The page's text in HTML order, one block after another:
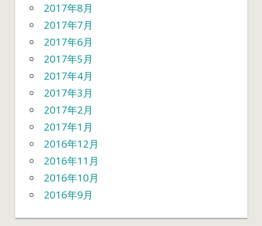
2017年8月
2017年7月
2017年6月
2017年5月
2017年4月
2017年3月
2017年2月
2017年1月
2016年12月
2016年11月
2016年10月
2016年9月